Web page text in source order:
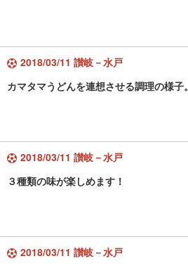
2018/03/11 讃岐－水戸
カマタマうどんを連想させる調理の様子。
2018/03/11 讃岐－水戸
３種類の味が楽しめます！
2018/03/11 讃岐－水戸